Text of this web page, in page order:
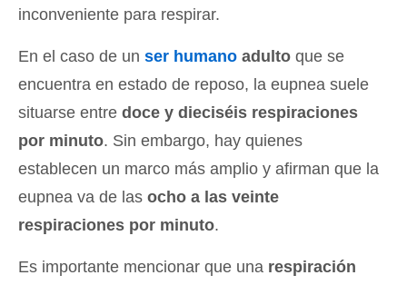
inconveniente para respirar.
En el caso de un ser humano adulto que se
encuentra en estado de reposo, la eupnea suele
situarse entre doce y dieciséis respiraciones
por minuto. Sin embargo, hay quienes
establecen un marco más amplio y afirman que la
eupnea va de las ocho a las veinte
respiraciones por minuto.
Es importante mencionar que una respiración